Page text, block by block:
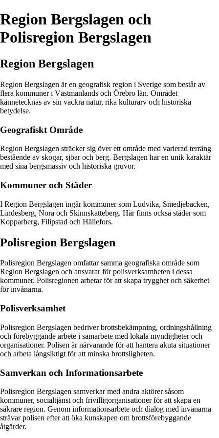
Region Bergslagen och
Polisregion Bergslagen
Region Bergslagen
Region Bergslagen är en geografisk region i Sverige som består av
flera kommuner i Västmanlands och Örebro län. Området
kännetecknas av sin vackra natur, rika kulturarv och historiska
betydelse.
Geografiskt Område
Region Bergslagen sträcker sig över ett område med varierad terräng
bestående av skogar, sjöar och berg. Bergslagen har en unik karaktär
med sina bergsmassiv och historiska gruvor.
Kommuner och Städer
I Region Bergslagen ingår kommuner som Ludvika, Smedjebacken,
Lindesberg, Nora och Skinnskatteberg. Här finns också städer som
Kopparberg, Filipstad och Hällefors.
Polisregion Bergslagen
Polisregion Bergslagen omfattar samma geografiska område som
Region Bergslagen och ansvarar för polisverksamheten i dessa
kommuner. Polisregionen arbetar för att skapa trygghet och säkerhet
för invånarna.
Polisverksamhet
Polisregion Bergslagen bedriver brottsbekämpning, ordningshållning
och förebyggande arbete i samarbete med lokala myndigheter och
organisationer. Polisen är närvarande för att hantera akuta situationer
och arbeta långsiktigt för att minska brottsligheten.
Samverkan och Informationsarbete
Polisregion Bergslagen samverkar med andra aktörer såsom
kommuner, socialtjänst och frivilligorganisationer för att skapa en
säkrare region. Genom informationsarbete och dialog med invånarna
strävar polisen efter att öka kunskapen om brottsförebyggande
åtgärder.